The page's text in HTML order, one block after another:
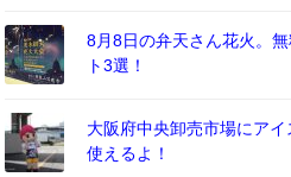
8月8日の弁天さん花火。
ト3選！
大阪府中央卸売市場にア
使えるよ！